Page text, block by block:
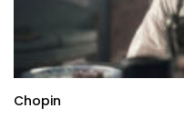
Chopin